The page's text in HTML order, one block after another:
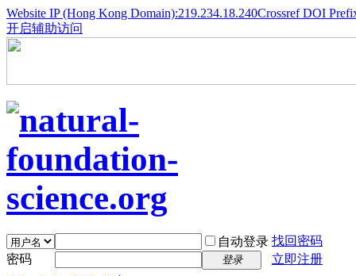
Website IP (Hong Kong Domain):219.234.18.240Crossref DOI
开启辅助访问
自动登录 找回密码
密码
登录 立即注册